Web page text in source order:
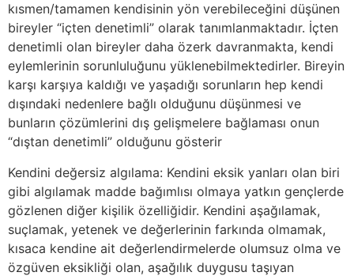
kısmen/tamamen kendisinin yön verebileceğini düşünen
bireyler “içten denetimli” olarak tanımlanmaktadır. İçten
denetimli olan bireyler daha özerk davranmakta, kendi
eylemlerinin sorunluluğunu yüklenebilmektedirler. Bireyin
karşı karşıya kaldığı ve yaşadığı sorunların hep kendi
dışındaki nedenlere bağlı olduğunu düşünmesi ve
bunların çözümlerini dış gelişmelere bağlaması onun
“dıştan denetimli” olduğunu gösterir
Kendini değersiz algılama: Kendini eksik yanları olan biri
gibi algılamak madde bağımlısı olmaya yatkın gençlerde
gözlenen diğer kişilik özelliğidir. Kendini aşağılamak,
suçlamak, yetenek ve değerlerinin farkında olmamak,
kısaca kendine ait değerlendirmelerde olumsuz olma ve
özgüven eksikliği olan, aşağılık duygusu taşıyan